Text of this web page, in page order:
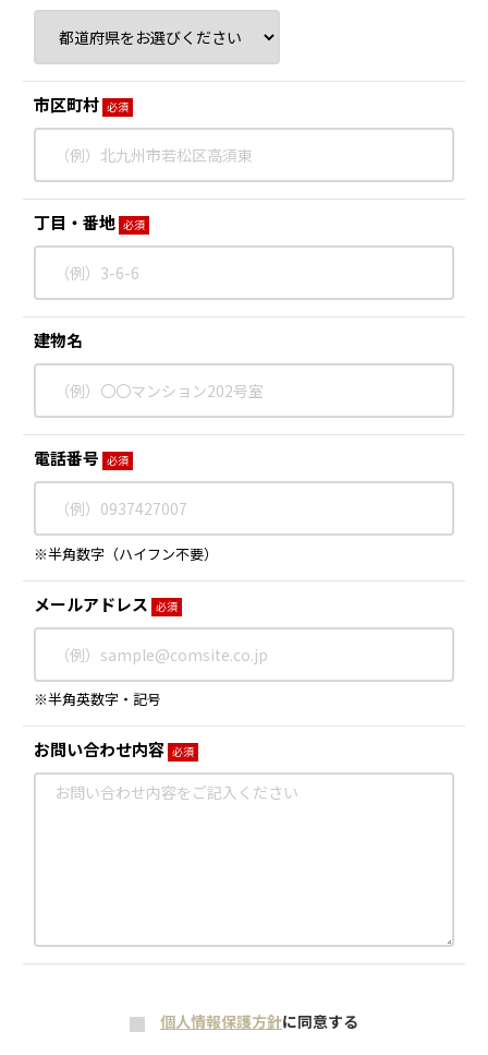
市区町村 必須
丁目・番地 必須
建物名
電話番号 必須
※半角数字（ハイフン不要）
メールアドレス 必須
※半角英数字・記号
お問い合わせ内容 必須
個人情報保護方針に同意する